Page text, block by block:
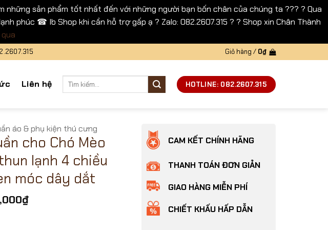
sản phẩm tốt nhất đến với những người bạn bốn chân của chúng ta ??? ? Qua
phúc ☎ Ib Shop khi cần hỗ trợ gấp ạ ? Zalo: 082.2607.315 ? ? Shop xin Chân Thành
Giỏ hàng / 0₫
Liên hệ
Tìm
kiếm:
HOTLINE: 082.2607.315
áo & phụ kiện thú cưng
cho Chó Mèo
lạnh 4 chiều
móc dây dắt
₫Giá
Chó Mèo bằng vải thun lạnh 4 chiều kèm khoen móc dây dắt số lượng
CAM KẾT CHÍNH HÃNG
THANH TOÁN ĐƠN GIẢN
GIAO HÀNG MIỄN PHÍ
CHIẾT KHẤU HẤP DẪN